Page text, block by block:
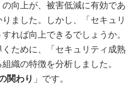
向上が、被害低減に有効であ
ました。しかし、「セキュリ
れば向上できるでしょうか。
ために、「セキュリティ成熟
織の特徴を分析しました。
関わり 」です。